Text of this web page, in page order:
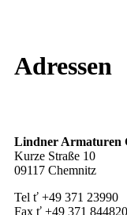
Adressen
Lindner Armaturen
Kurze Straße 10
09117 Chemnitz
Tel ť +49 371 23990
Fax ť +49 371